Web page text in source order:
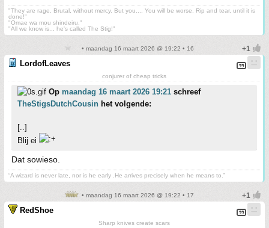
"They are rage. Brutal, without mercy. But you.... You will be worse. Rip and tear, until it is
done!"
"Omae wa mou shindeiru."
"All we know is... he's called The Stig!"
• maandag 16 maart 2026 @ 19:22 • 16
LordofLeaves
conjurer of cheap tricks
Op maandag 16 maart 2026 19:21 schreef
TheStigsDutchCousin het volgende:
[..]
Blij ei
Dat sowieso.
“A wizard is never late, nor is he early .He arrives precisely when he means to.”
• maandag 16 maart 2026 @ 19:22 • 17
RedShoe
Sharp knives create scars